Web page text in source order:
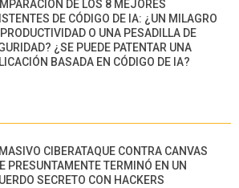
DE LOS 8 MEJORES
DE CÓDIGO DE IA: ¿UN MILAGRO
PRODUCTIVIDAD O UNA PESADILLA DE
¿SE PUEDE PATENTAR UNA
BASADA EN CÓDIGO DE IA?
CIBERATAQUE CONTRA CANVAS
PRESUNTAMENTE TERMINÓ EN UN
SECRETO CON HACKERS